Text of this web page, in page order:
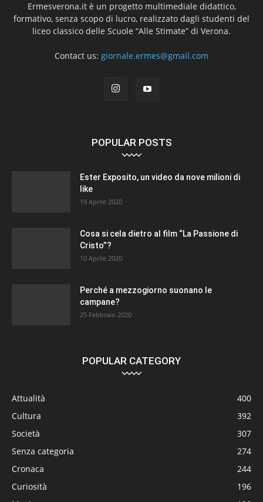
Ermesverona.it è un progetto multimediale didattico,
formativo, senza scopo di lucro, realizzato dagli studenti del
liceo classico delle Scuole “Alle Stimate” di Verona.
Contact us: giornale.ermes@gmail.com
POPULAR POSTS
Ester Exposito, un video da nove milioni di
like
19 Aprile 2020
Cosa si cela dietro al film “La Passione di
Cristo”?
10 Aprile 2020
Perché a mezzogiorno suonano le
campane?
25 Febbraio 2020
POPULAR CATEGORY
Attualità
400
Cultura
392
Società
307
Senza categoria
274
Cronaca
244
Curiosità
196